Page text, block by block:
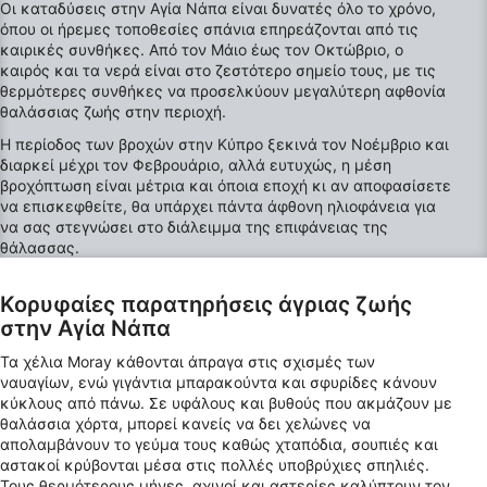
Οι καταδύσεις στην Αγία Νάπα είναι δυνατές όλο το χρόνο,
όπου οι ήρεμες τοποθεσίες σπάνια επηρεάζονται από τις
καιρικές συνθήκες. Από τον Μάιο έως τον Οκτώβριο, ο
καιρός και τα νερά είναι στο ζεστότερο σημείο τους, με τις
θερμότερες συνθήκες να προσελκύουν μεγαλύτερη αφθονία
θαλάσσιας ζωής στην περιοχή.
Η περίοδος των βροχών στην Κύπρο ξεκινά τον Νοέμβριο και
διαρκεί μέχρι τον Φεβρουάριο, αλλά ευτυχώς, η μέση
βροχόπτωση είναι μέτρια και όποια εποχή κι αν αποφασίσετε
να επισκεφθείτε, θα υπάρχει πάντα άφθονη ηλιοφάνεια για
να σας στεγνώσει στο διάλειμμα της επιφάνειας της
θάλασσας.
Κορυφαίες παρατηρήσεις άγριας ζωής
στην Αγία Νάπα
Τα χέλια Moray κάθονται άπραγα στις σχισμές των
ναυαγίων, ενώ γιγάντια μπαρακούντα και σφυρίδες κάνουν
κύκλους από πάνω. Σε υφάλους και βυθούς που ακμάζουν με
θαλάσσια χόρτα, μπορεί κανείς να δει χελώνες να
απολαμβάνουν το γεύμα τους καθώς χταπόδια, σουπιές και
αστακοί κρύβονται μέσα στις πολλές υποβρύχιες σπηλιές.
Χρήση προφίλ για επιλογή
εξατομικευμένων διαφημίσεων
Δημιουργία προφίλ για εξατομίκευση
περιεχομένου
Χρήση προφίλ για επιλογή εξατομικευμένου
περιεχομένου
Μέτρηση της διαφημιστικής απόδοσης
Μέτρηση απόδοσης περιεχομένου
στοιχείων ή συνδυασμών δεδομένων από
διαφορετικές πηγές
Ανάπτυξη και βελτίωση υπηρεσιών
Χρήση περιορισμένων δεδομένων για την
επιλογή περιεχομένου
Ειδικά χαρακτηριστικά IAB: